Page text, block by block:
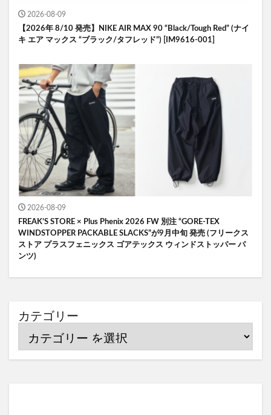
2026-08-09
【2026年 8/10 発売】NIKE AIR MAX 90 “Black/Tough Red” (ナイ
キ エア マックス “ブラック/タフレッド”) [IM9616-001]
2026-08-09
FREAK’S STORE × Plus Phenix 2026 FW 別注 “GORE-TEX
WINDSTOPPER PACKABLE SLACKS”が9月中旬 発売 (フリークス
ストア プラスフェニックス ゴアテックス ウィンドストッパー パ
ンツ)
カテゴリー